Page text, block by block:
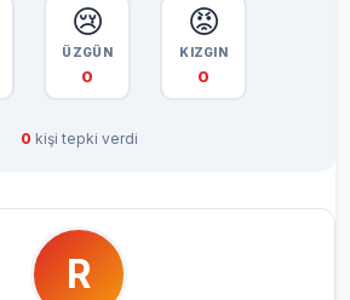
😢
ÜZGÜN
0
😡
KIZGIN
0
0 kişi tepki verdi
R